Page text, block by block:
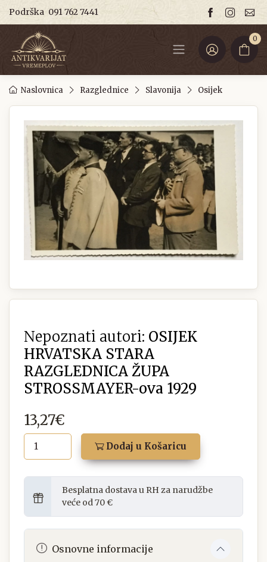
Podrška 091 762 7441
0
Naslovnica Razglednice Slavonija Osijek
Nepoznati autori: OSIJEK
HRVATSKA STARA
RAZGLEDNICA ŽUPA
STROSSMAYER-ova 1929
13,27€
Dodaj u Košaricu
Besplatna dostava u RH za narudžbe
veće od 70 €
Osnovne informacije